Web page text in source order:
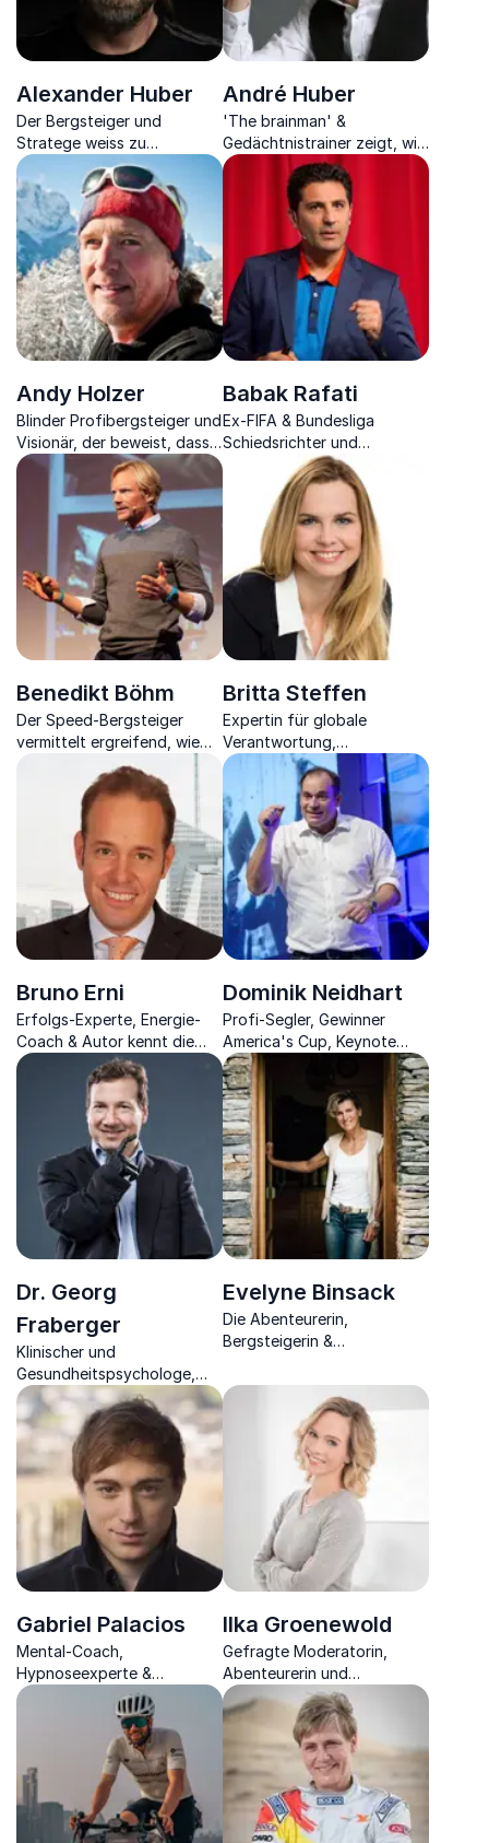
Alexander Huber
Der Bergsteiger und
Stratege weiss zu
vermitteln, wie man auf dem
Weg zu einem
langersehnten Ziel an sein
Limit geht
André Huber
'The brainman' &
Gedächtnistrainer zeigt, wie
Sie das meiste aus Ihrer
mentalen Kapazität
herausholen können
Andy Holzer
Blinder Profibergsteiger und
Visionär, der beweist, dass
man aus einem Handicap
eine Stärke machen kann.
Babak Rafati
Ex-FIFA & Bundesliga
Schiedsrichter und
Mentalcoach berichtet, wie
Sie aus der Burnout-Falle
mit voller Energie
herauskommen und
präventiv agieren können
Benedikt Böhm
Der Speed-Bergsteiger
vermittelt ergreifend, wie
viel Teamwork im
Unternehmen zählt und wie
man erfolgreich seine Ziele
verfolgt
Britta Steffen
Expertin für globale
Verantwortung,
nachhaltigen Erfolg und
mentale Stärke
Bruno Erni
Erfolgs-Experte, Energie-
Coach & Autor kennt die
Kraft der Gedanken & deren
Einfluss auf Erfolg sowie
Lebensenergie
Dominik Neidhart
Profi-Segler, Gewinner
America's Cup, Keynote
Speaker, Coach
Dr. Georg
Fraberger
Klinischer und
Gesundheitspsychologe,
Autor und Vortragender
Evelyne Binsack
Die Abenteurerin,
Bergsteigerin &
die Parallelen zwischen der
Unternehmenswelt und dem
Bergsteigen auf
Gabriel Palacios
Mental-Coach,
Hypnoseexperte &
Bestseller-Autor überzeugt
zu neuer mentaler Kraft, die
Sie zu neuem Erfolg führt
Ilka Groenewold
Gefragte Moderatorin,
Abenteurerin und
Extremsportlerin spricht
über Willenskraft,
Motivation und
Persönlichkeitsentwicklung